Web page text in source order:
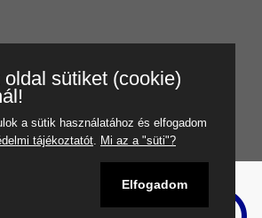
oldal sütiket (cookie)
a sütik használatához és elfogadom
tájékoztatót. Mi az a "süti"?
Elfogadom